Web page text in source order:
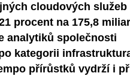
cloudových služeb
procent na 175,8
analytiků společnosti
kategorii
přírůstků vydrží i